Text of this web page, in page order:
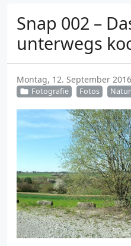
Snap 002 –
unterwegs
Montag, 12. September 2016
Fotografie Fotos Natur